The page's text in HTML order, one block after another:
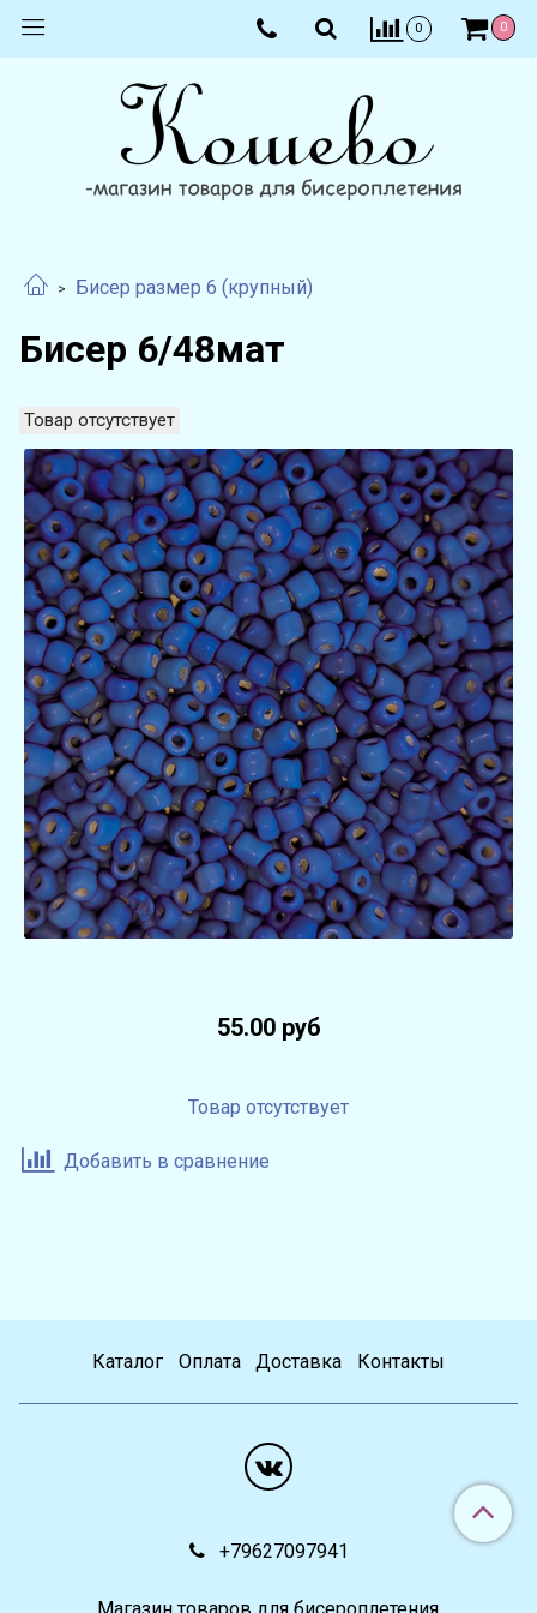
0 0
Бисер размер 6 (крупный)
Бисер 6/48мат
Товар отсутствует
55.00 руб
Товар отсутствует
Добавить в сравнение
Каталог Оплата Доставка Контакты
+79627097941